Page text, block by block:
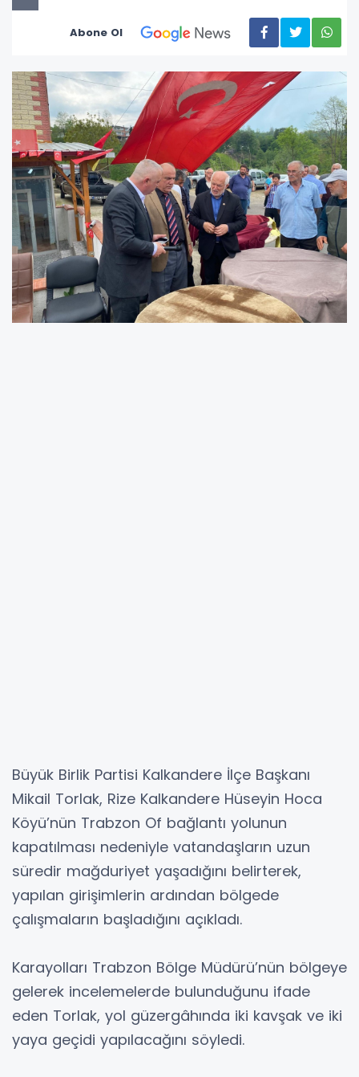
Abone Ol
Büyük Birlik Partisi Kalkandere İlçe Başkanı
Mikail Torlak, Rize Kalkandere Hüseyin Hoca
Köyü’nün Trabzon Of bağlantı yolunun
kapatılması nedeniyle vatandaşların uzun
süredir mağduriyet yaşadığını belirterek,
yapılan girişimlerin ardından bölgede
çalışmaların başladığını açıkladı.
Karayolları Trabzon Bölge Müdürü’nün bölgeye
gelerek incelemelerde bulunduğunu ifade
eden Torlak, yol güzergâhında iki kavşak ve iki
yaya geçidi yapılacağını söyledi.